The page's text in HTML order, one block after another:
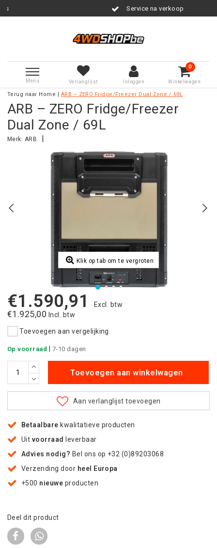
Service na verkoop
Menu Verlanglijst Inloggen
0
Winkelwagen
Terug naar Home ARB – ZERO Fridge/Freezer Dual Zone / 69L
ARB – ZERO Fridge/Freezer
Dual Zone / 69L
Merk: ARB
Klik op tab om te vergroten
€1.590,91 Excl. btw
€1.925,00 Incl. btw
Toevoegen aan vergelijking
Op voorraad 7-10 dagen
Toevoegen aan winkelwagen
Aan verlanglijst toevoegen
Betaalbare kwalitatieve producten
Uit voorraad
leverbaar
Advies nodig? Bel ons op +32 (0)89203068
Verzending door heel Europa
+500 nieuwe producten
Deel dit product